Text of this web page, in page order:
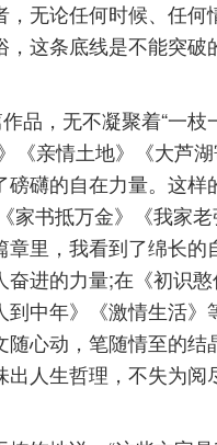
无论任何时候、任何
这条底线是不能突
，无不凝聚着“一枝
《亲情土地》《大芦
磅礴的自在力量。这
家书抵万金》《我家
里，我看到了绵长
进的力量;在《初识
中年》《激情生活
心动，笔随情至的结
人生哲理，不失为阅